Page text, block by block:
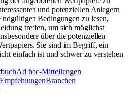
und potenziellen Anlegern
Bedingungen zu lesen,
treffen, um sich möglichst
über die potenziellen
Sie sind im Begriff, ein
einfach ist und schwer zu verstehen
Ad hoc-Mitteilungen
Branchen